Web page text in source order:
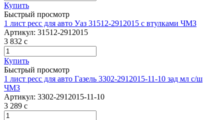
Купить
Быстрый просмотр
1 лист ресс для авто Уаз 31512-2912015 с втулками ЧМЗ
Артикул: 31512-2912015
3 832 c
Купить
Быстрый просмотр
1 лист ресс для авто Газель 3302-2912015-11-10 зад мл с/ш
ЧМЗ
Артикул: 3302-2912015-11-10
3 289 c